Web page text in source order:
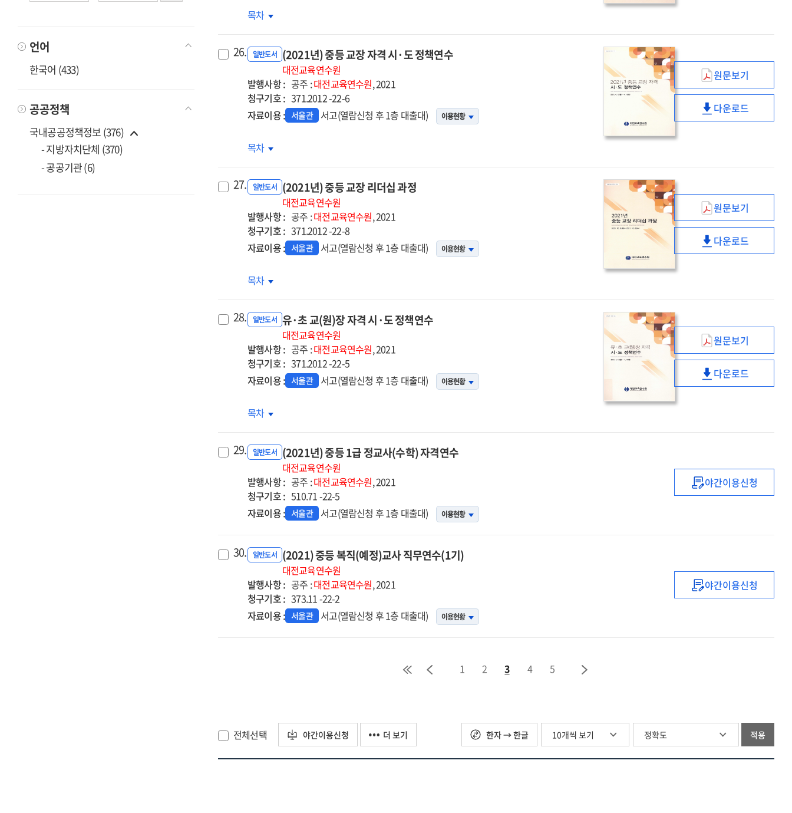
언어
한국어 (433)
공공정책
국내공공정책정보 (376)
- 지방자치단체 (370)
- 공공기관 (6)
(2021년)
리더십
목차
26. 일반도서 (2021년) 중등 교장 자격 시·도 정책연수
대전교육연수원
발행사항 : 공주 :대전교육연수원, 2021
청구기호 : 371.2012 -22-6
자료이용 : 서울관 서고(열람신청 후 1층 대출대) 이용현황
(2021년)
중등
교장
자격
원문보기
(2021년)
도
정책연수
다운로드
(2021년)
자격
·
도
정책연수
목차
27. 일반도서 (2021년) 중등 교장 리더십 과정
대전교육연수원
발행사항 : 공주 :대전교육연수원, 2021
청구기호 : 371.2012 -22-8
자료이용 : 서울관 서고(열람신청 후 1층 대출대) 이용현황
(2021년)
중등
교장
리더십
원문보기
(2021년)
다운로드
(2021년)
리더십
목차
28. 일반도서 유·초 교(원)장 자격 시·도 정책연수
대전교육연수원
발행사항 : 공주 :대전교육연수원, 2021
청구기호 : 371.2012 -22-5
자료이용 : 서울관 서고(열람신청 후 1층 대출대) 이용현황
유
·
초
교
도
정책연수
원문보기
유
시
·
다운로드
유
교
장
자격
시
정책연수
목차
29. 일반도서 (2021년) 중등 1급 정교사(수학) 자격연수
대전교육연수원
발행사항 : 공주 :대전교육연수원, 2021
청구기호 : 510.71 -22-5
자료이용 : 서울관 서고(열람신청 후 1층 대출대) 이용현황
(2021년)
야간이용신청
30. 일반도서 (2021) 중등 복직(예정)교사 직무연수(1기)
대전교육연수원
발행사항 : 공주 :대전교육연수원, 2021
청구기호 : 373.11 -22-2
자료이용 : 서울관 서고(열람신청 후 1층 대출대) 이용현황
(2021)
야간이용신청
1 2 3 4 5
전체선택 야간이용신청 더 보기 한자 → 한글 적용